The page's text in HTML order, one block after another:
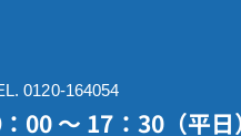
0120-164054
00 ～ 17：30（平日）